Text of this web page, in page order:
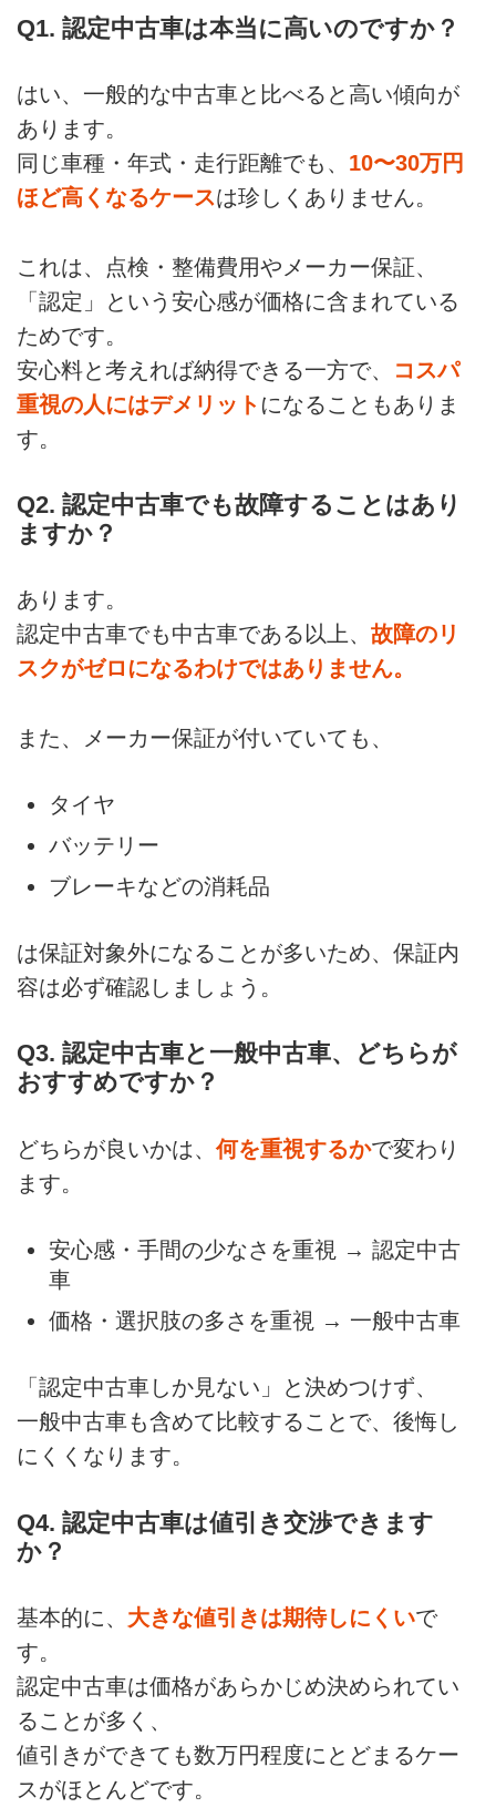
Q1. 認定中古車は本当に高いのですか？
はい、一般的な中古車と比べると高い傾向が
あります。
同じ車種・年式・走行距離でも、 10〜30万円
ほど高くなるケースは珍しくありません。
これは、点検・整備費用やメーカー保証、
「認定」という安心感が価格に含まれている
ためです。
安心料と考えれば納得できる一方で、
コスパ
重視の人にはデメリット になることもありま
す。
Q2. 認定中古車でも故障することはあり
ますか？
あります。
認定中古車でも中古車である以上、 故障のリ
スクがゼロになるわけではありません。
また、メーカー保証が付いていても、
タイヤ
バッテリー
ブレーキなどの消耗品
は保証対象外になることが多いため、保証内
容は必ず確認しましょう。
Q3. 認定中古車と一般中古車、どちらが
おすすめですか？
どちらが良いかは、何を重視するかで変わり
ます。
安心感・手間の少なさを重視 → 認定中古
車
価格・選択肢の多さを重視 → 一般中古車
「認定中古車しか見ない」と決めつけず、
一般中古車も含めて比較することで、後悔し
にくくなります。
Q4. 認定中古車は値引き交渉できます
か？
基本的に、 大きな値引きは期待しにくいで
す。
認定中古車は価格があらかじめ決められてい
ることが多く、
値引きができても数万円程度にとどまるケー
スがほとんどです。